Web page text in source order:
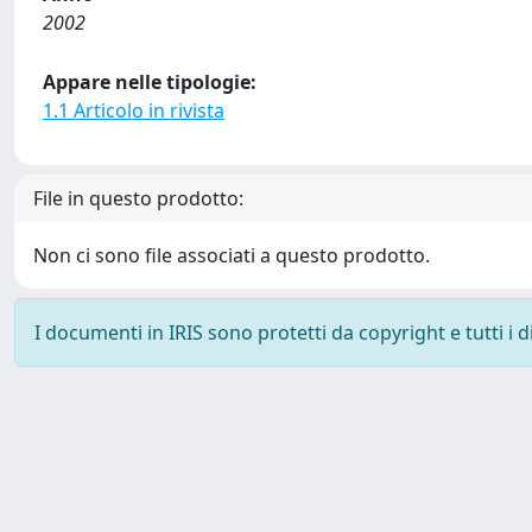
2002
Appare nelle tipologie:
1.1 Articolo in rivista
File in questo prodotto:
Non ci sono file associati a questo prodotto.
I documenti in IRIS sono protetti da copyright e tutti i